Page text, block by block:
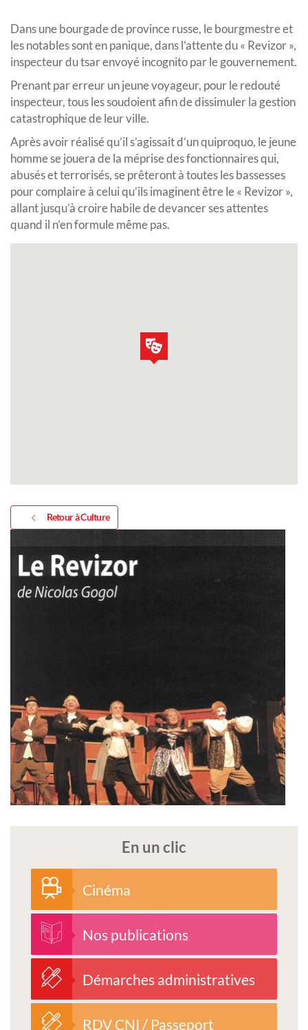
Dans une bourgade de province russe, le bourgmestre et
les notables sont en panique, dans l’attente du « Revizor »,
inspecteur du tsar envoyé incognito par le gouvernement.
Prenant par erreur un jeune voyageur, pour le redouté
inspecteur, tous les soudoient afin de dissimuler la gestion
catastrophique de leur ville.
Après avoir réalisé qu’il s’agissait d’un quiproquo, le jeune
homme se jouera de la méprise des fonctionnaires qui,
abusés et terrorisés, se prêteront à toutes les bassesses
pour complaire à celui qu’ils imaginent être le « Revizor »,
allant jusqu’à croire habile de devancer ses attentes
quand il n’en formule même pas.
Retour à Culture
En un clic
Cinéma
Nos publications
Démarches administratives
RDV CNI / Passeport